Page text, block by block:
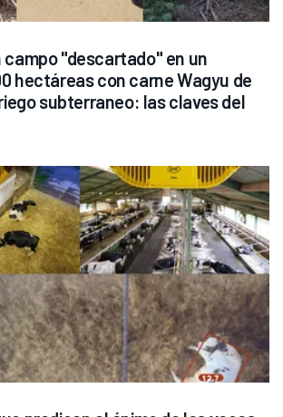
campo "descartado" en un
hectáreas con carne Wagyu de
subterraneo: las claves del